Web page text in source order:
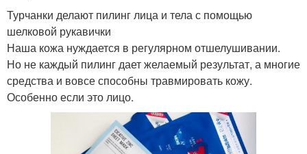
Турчанки делают пилинг лица и тела с помощью
шелковой рукавички
Наша кожа нуждается в регулярном отшелушивании.
Но не каждый пилинг дает желаемый результат, а многие
средства и вовсе способны травмировать кожу.
Особенно если это лицо.